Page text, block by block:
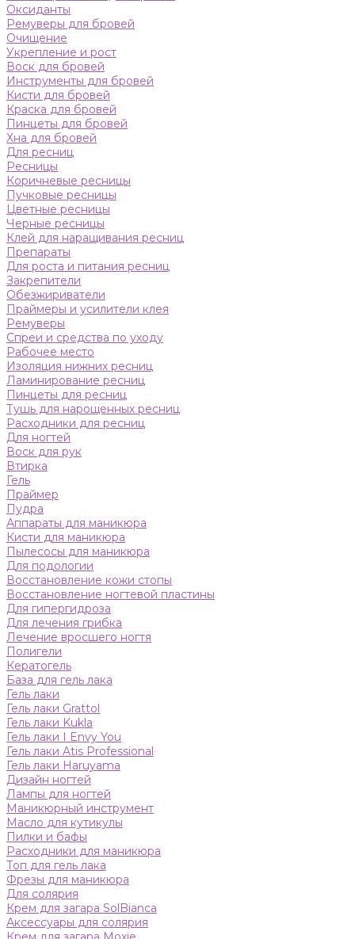
Оксиданты
Ремуверы для бровей
Очищение
Укрепление и рост
Воск для бровей
Инструменты для бровей
Кисти для бровей
Краска для бровей
Пинцеты для бровей
Хна для бровей
Для ресниц
Ресницы
Коричневые ресницы
Пучковые ресницы
Цветные ресницы
Черные ресницы
Клей для наращивания ресниц
Препараты
Для роста и питания ресниц
Закрепители
Обезжириватели
Праймеры и усилители клея
Ремуверы
Спреи и средства по уходу
Рабочее место
Изоляция нижних ресниц
Ламинирование ресниц
Пинцеты для ресниц
Тушь для нарощенных ресниц
Расходники для ресниц
Для ногтей
Воск для рук
Втирка
Гель
Праймер
Пудра
Аппараты для маникюра
Кисти для маникюра
Пылесосы для маникюра
Для подологии
Восстановление кожи стопы
Восстановление ногтевой пластины
Для гипергидроза
Для лечения грибка
Лечение вросшего ногтя
Полигели
Кератогель
База для гель лака
Гель лаки
Гель лаки Grattol
Гель лаки Kukla
Гель лаки I Envy You
Гель лаки Atis Professional
Гель лаки Haruyama
Дизайн ногтей
Лампы для ногтей
Маникюрный инструмент
Масло для кутикулы
Пилки и бафы
Расходники для маникюра
Топ для гель лака
Фрезы для маникюра
Для солярия
Крем для загара SolBianca
Аксессуары для солярия